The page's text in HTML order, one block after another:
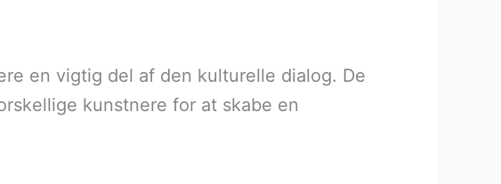
en vigtig del af den kulturelle dialog. De
kunstnere for at skabe en